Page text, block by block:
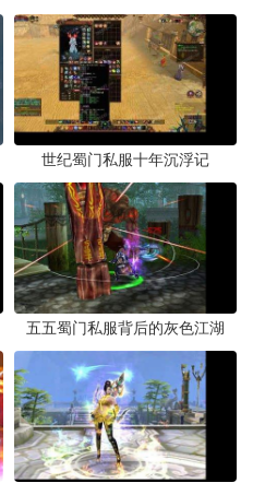
世纪蜀门私服十年沉浮记
五五蜀门私服背后的灰色江湖